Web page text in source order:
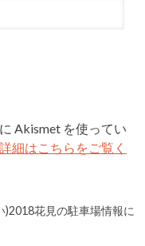
Akismet を使ってい
細はこちらをご覧く
花見の駐車場情報に